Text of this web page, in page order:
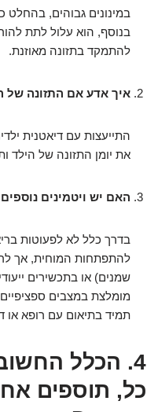
במינונים גבוהים, בהחלט
בנוסף, הוא עלול לתת
להתמקד בתזונה מאוזנת.
איך אדע אם התזונה של
התייעצות עם דיאטנית
את יומן התזונה של הילד
האם יש ויטמינים
להתפתחות המוחית, אך
שמנים) או בתכשירים
מומלצת במצבים
תמיד בתיאום עם רופא או
4. הכלל
כל, תוספים